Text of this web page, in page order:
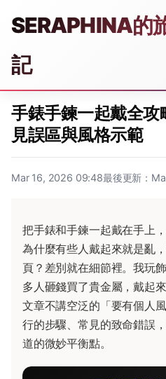
SERAPHINA的
記
手錶手鍊一起戴全攻
見誤區與風格示範
Mar 16, 2026 09:48最後更新：
把手錶和手鍊一起戴在手上
為什麼有些人戴起來就是亂
頁？差別就在細節裡。我玩
多人砸錢買了貴金屬，戴起
文章不講空泛的「要有個人
行的步驟、常見的致命錯誤
道的微妙平衡點。